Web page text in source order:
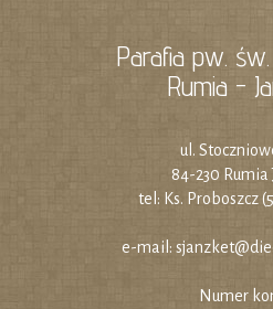
Parafia pw.
Rumia -
ul.
84-230 Rumia
tel: Ks. Proboszcz
e-mail:
Numer